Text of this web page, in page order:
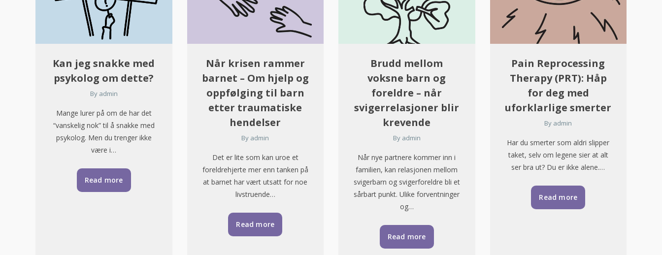
Kan jeg snakke med
psykolog om dette?
By admin
Mange lurer på om de har det
“vanskelig nok” til å snakke med
psykolog. Men du trenger ikke
være i…
Read more
Når krisen rammer
barnet – Om hjelp og
oppfølging til barn
etter traumatiske
hendelser
By admin
Det er lite som kan uroe et
foreldrehjerte mer enn tanken på
at barnet har vært utsatt for noe
livstruende…
Read more
Brudd mellom
voksne barn og
foreldre – når
svigerrelasjoner blir
krevende
By admin
Når nye partnere kommer inn i
familien, kan relasjonen mellom
svigerbarn og svigerforeldre bli et
sårbart punkt. Ulike forventninger
og…
Read more
Pain Reprocessing
Therapy (PRT): Håp
for deg med
uforklarlige smerter
By admin
Har du smerter som aldri slipper
taket, selv om legene sier at alt
ser bra ut? Du er ikke alene.…
Read more